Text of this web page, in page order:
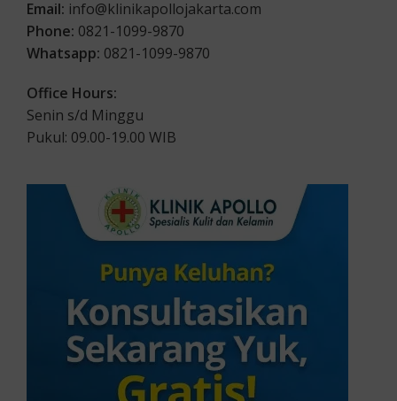
Email: info@klinikapollojakarta.com
Phone: 0821-1099-9870
Whatsapp: 0821-1099-9870
Office Hours:
Senin s/d Minggu
Pukul: 09.00-19.00 WIB